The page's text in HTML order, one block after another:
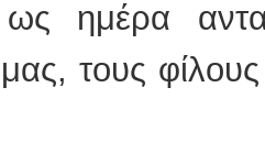
ημέρα
τους